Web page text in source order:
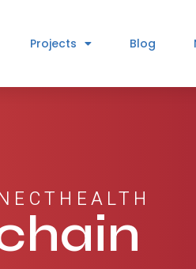
Projects Blog